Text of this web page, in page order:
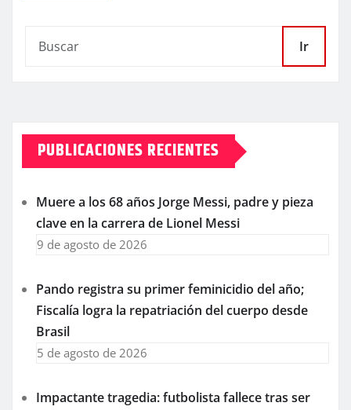
Ir
PUBLICACIONES RECIENTES
Muere a los 68 años Jorge Messi, padre y pieza
clave en la carrera de Lionel Messi
9 de agosto de 2026
Pando registra su primer feminicidio del año;
Fiscalía logra la repatriación del cuerpo desde
Brasil
5 de agosto de 2026
Impactante tragedia: futbolista fallece tras ser